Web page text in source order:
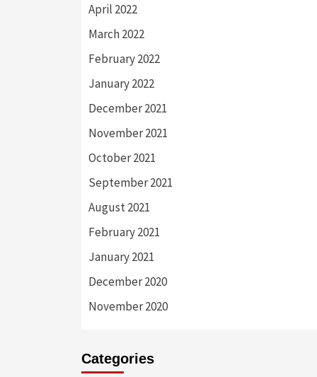
April 2022
March 2022
February 2022
January 2022
December 2021
November 2021
October 2021
September 2021
August 2021
February 2021
January 2021
December 2020
November 2020
Categories